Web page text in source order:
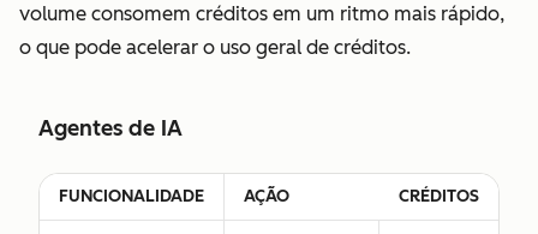
volume consomem créditos em um ritmo mais rápido,
o que pode acelerar o uso geral de créditos.
Agentes de IA
FUNCIONALIDADE AÇÃO CRÉDITOS